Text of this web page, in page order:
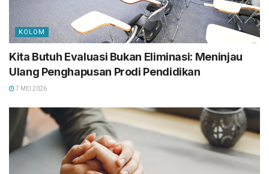
KOLOM
Kita Butuh Evaluasi Bukan Eliminasi: Meninjau
Ulang Penghapusan Prodi Pendidikan
7 MEI 2026